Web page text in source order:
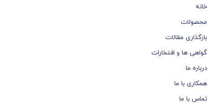
خانه
محصولات
بارگذاری مقالات
گواهی ها و افتخارات
درباره ما
همکاری با ما
تماس با ما